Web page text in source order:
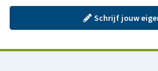
Schrijf jouw